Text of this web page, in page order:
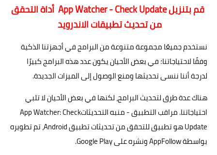
قم بتنزيل App Watcher - Check Update أداة التحقق
من تحديث تطبيقات الاندرويد
نستخدم جميعًا مجموعة متنوعة من البرامج في أجهزتنا الذكية
وفقًا لاحتياجاتنا؛ في بعض الأحيان يكون عدد هذه البرامج كبيرًا
لدرجة أننا ننسى تحديثها ومنع الوصول إلى الميزات الجديدة.
هناك عدة طرق لتحديث البرامج، لكنها في بعض الأحيان لا تلبي
احتياجاتنا. مراقب التطبيق - منبه التحديثاتApp Watcher: Check
Update‏ هو تطبيق للتحقق من تحديثات تطبيق Android، تم تطويره
بواسطة AppFollow ونشره على Google Play.